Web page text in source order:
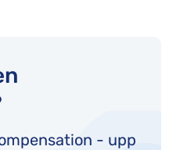
- upp